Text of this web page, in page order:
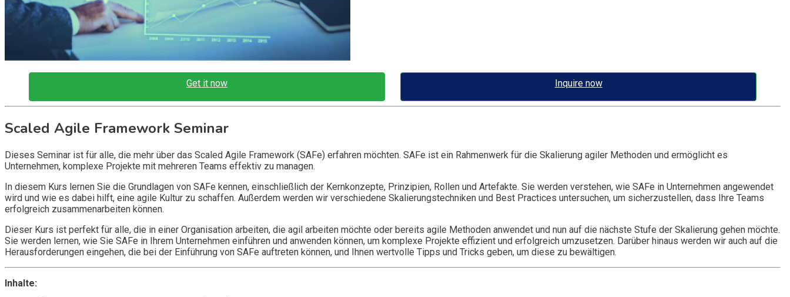
Get it now Inquire now
Scaled Agile Framework Seminar
Dieses Seminar ist für alle, die mehr über das Scaled Agile Framework (SAFe) erfahren möchten. SAFe ist ein Rahmenwerk für die Skalierung agiler Methoden und ermöglicht es
Unternehmen, komplexe Projekte mit mehreren Teams effektiv zu managen.
In diesem Kurs lernen Sie die Grundlagen von SAFe kennen, einschließlich der Kernkonzepte, Prinzipien, Rollen und Artefakte. Sie werden verstehen, wie SAFe in Unternehmen angewendet
wird und wie es dabei hilft, eine agile Kultur zu schaffen. Außerdem werden wir verschiedene Skalierungstechniken und Best Practices untersuchen, um sicherzustellen, dass Ihre Teams
erfolgreich zusammenarbeiten können.
Dieser Kurs ist perfekt für alle, die in einer Organisation arbeiten, die agil arbeiten möchte oder bereits agile Methoden anwendet und nun auf die nächste Stufe der Skalierung gehen möchte.
Sie werden lernen, wie Sie SAFe in Ihrem Unternehmen einführen und anwenden können, um komplexe Projekte effizient und erfolgreich umzusetzen. Darüber hinaus werden wir auch auf die
Herausforderungen eingehen, die bei der Einführung von SAFe auftreten können, und Ihnen wertvolle Tipps und Tricks geben, um diese zu bewältigen.
Inhalte: